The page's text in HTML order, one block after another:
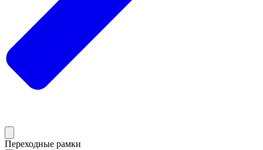
Переходные рамки